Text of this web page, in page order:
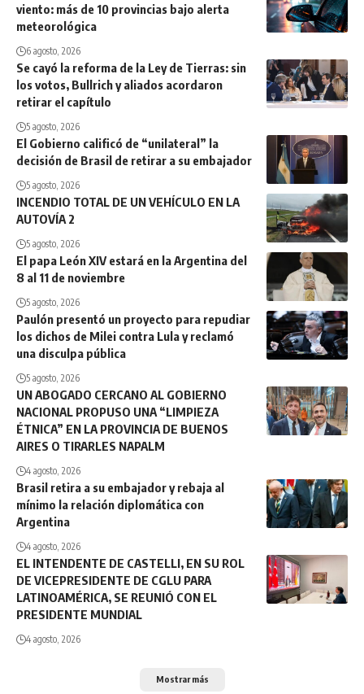
viento: más de 10 provincias bajo alerta
meteorológica
6 agosto, 2026
Se cayó la reforma de la Ley de Tierras: sin
los votos, Bullrich y aliados acordaron
retirar el capítulo
5 agosto, 2026
El Gobierno calificó de “unilateral” la
decisión de Brasil de retirar a su embajador
5 agosto, 2026
INCENDIO TOTAL DE UN VEHÍCULO EN LA
AUTOVÍA 2
5 agosto, 2026
El papa León XIV estará en la Argentina del
8 al 11 de noviembre
5 agosto, 2026
Paulón presentó un proyecto para repudiar
los dichos de Milei contra Lula y reclamó
una disculpa pública
5 agosto, 2026
UN ABOGADO CERCANO AL GOBIERNO
NACIONAL PROPUSO UNA “LIMPIEZA
ÉTNICA” EN LA PROVINCIA DE BUENOS
AIRES O TIRARLES NAPALM
4 agosto, 2026
Brasil retira a su embajador y rebaja al
mínimo la relación diplomática con
Argentina
4 agosto, 2026
EL INTENDENTE DE CASTELLI, EN SU ROL
DE VICEPRESIDENTE DE CGLU PARA
LATINOAMÉRICA, SE REUNIÓ CON EL
PRESIDENTE MUNDIAL
4 agosto, 2026
Mostrar más